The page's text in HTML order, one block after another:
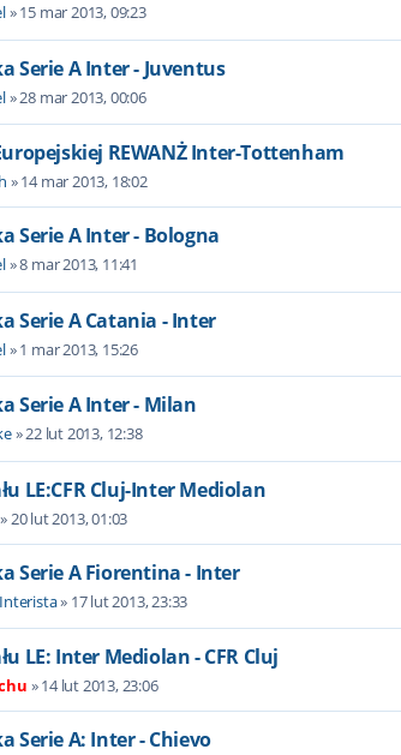
»15 mar 2013, 09:23
Serie A Inter - Juventus
»28 mar 2013, 00:06
REWANŻ Inter-Tottenham
»14 mar 2013, 18:02
Serie A Inter - Bologna
»8 mar 2013, 11:41
Serie A Catania - Inter
»1 mar 2013, 15:26
Serie A Inter - Milan
»22 lut 2013, 12:38
LE:CFR Cluj-Inter Mediolan
» 20 lut 2013, 01:03
Serie A Fiorentina - Inter
» 17 lut 2013, 23:33
LE: Inter Mediolan - CFR Cluj
»14 lut 2013, 23:06
Serie A: Inter - Chievo